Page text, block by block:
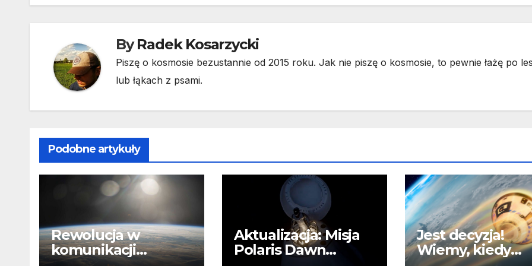
ByRadek Kosarzycki
Piszę o kosmosie bezustannie od 2015 roku. Jak nie piszę o kosmosie, to pewnie łażę po
lub łąkach z psami.
Podobne artykuły
Rewolucja w
komunikacji
Aktualizacja: Misja
Polaris Dawn
Jest decyzja!
Wiemy, kiedy